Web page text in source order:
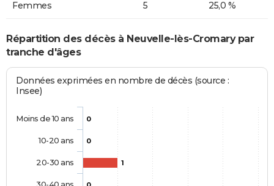
Femmes 5 25,0 %
Répartition des décès à Neuvelle-lès-Cromary par
tranche d'âges
Données exprimées en nombre de décès (source :
Insee)
0
0
1
Moins de 10 ans
10-20 ans
20-30 ans
30-40 ans